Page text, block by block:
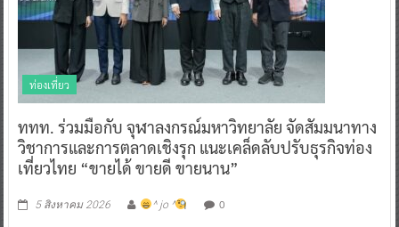
ท่องเที่ยว
ททท. ร่วมมือกับ จุฬาลงกรณ์มหาวิทยาลัย จัดสัมมนาทาง
วิชาการและการตลาดเชิงรุก แนะเคล็ดลับปรับธุรกิจท่อง
เที่ยวไทย “ขายได้ ขายดี ขายนาน”
5 สิงหาคม 2026 ^ jo ^ 0